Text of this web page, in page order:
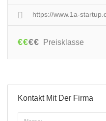
https://www.1a-
€€€€ Preisklasse
Kontakt Mit Der Firma